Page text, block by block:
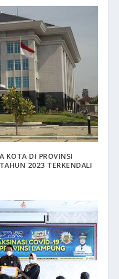
KOTA DI PROVINSI
2023 TERKENDALI